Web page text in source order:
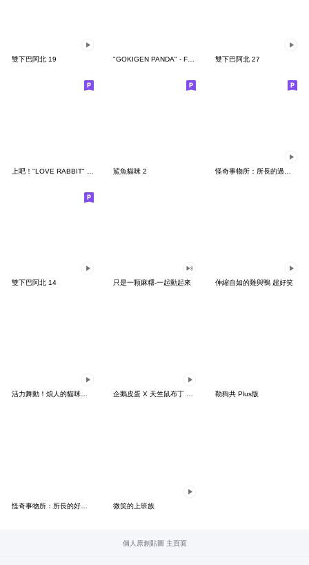
雙下巴阿北 19 "GOKIGEN PANDA" - Feeling / global 雙下巴阿北 27
鯊魚貓咪 2
雙下巴阿北 14 只是一顆麻糬-一起動起來 伸縮自如的雞與鴨 超好笑
活力舞動！煩人的貓咪★迷你版 2 企鵝皮蛋 X 天竺鼠布丁 有點厭世 勒狗共 Plus版
微笑的上班族
個人原創貼圖 主頁面